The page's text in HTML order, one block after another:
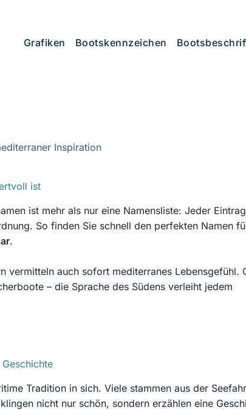
Grafiken Bootskennzeichen
Inspiration
ist
ist mehr als nur eine Namensliste: Jeder Eintrag
So finden Sie schnell den perfekten Namen
.
vermitteln auch sofort mediterranes Lebensgefühl.
– die Sprache des Südens verleiht jedem
Tradition in sich. Viele stammen aus der
klingen nicht nur schön, sondern erzählen eine